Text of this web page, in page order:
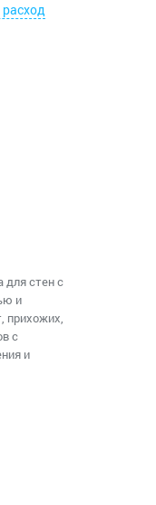
для стен с
и
прихожих,
с
и